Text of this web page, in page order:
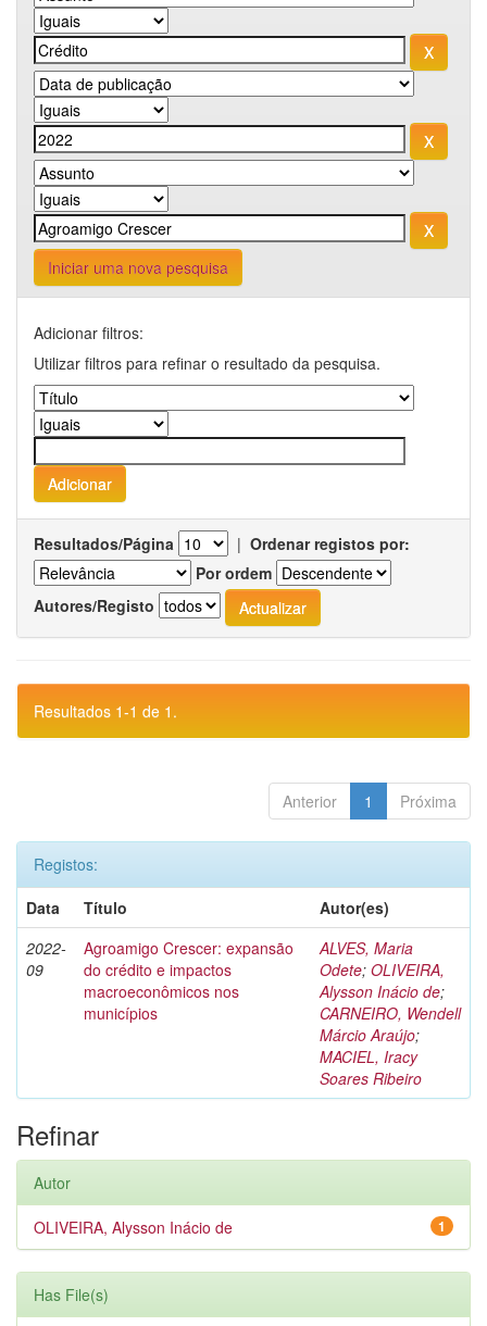
Iniciar uma nova pesquisa
Adicionar filtros:
Utilizar filtros para refinar o resultado da pesquisa.
Resultados/Página | Ordenar registos por:
Por ordem
Autores/Registo
Resultados 1-1 de 1.
Anterior 1 Próxima
Registos:
Data
Título
Autor(es)
2022-
09
Agroamigo Crescer: expansão
do crédito e impactos
macroeconômicos nos
municípios
ALVES, Maria
Odete; OLIVEIRA,
Alysson Inácio de;
CARNEIRO, Wendell
Márcio Araújo;
MACIEL, Iracy
Soares Ribeiro
Refinar
Autor
1
OLIVEIRA, Alysson Inácio de
Has File(s)